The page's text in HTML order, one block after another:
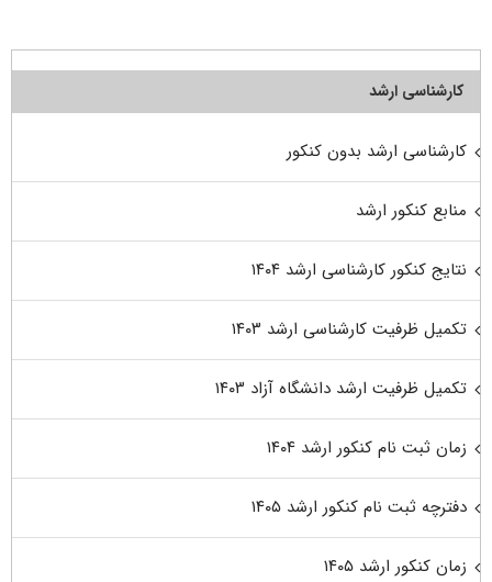
کارشناسی ارشد
کارشناسی ارشد بدون کنکور
منابع کنکور ارشد
نتایج کنکور کارشناسی ارشد ۱۴۰۴
تکمیل ظرفیت کارشناسی ارشد ۱۴۰۳
تکمیل ظرفیت ارشد دانشگاه آزاد ۱۴۰۳
زمان ثبت نام کنکور ارشد ۱۴۰۴
دفترچه ثبت نام کنکور ارشد ۱۴۰۵
زمان کنکور ارشد ۱۴۰۵